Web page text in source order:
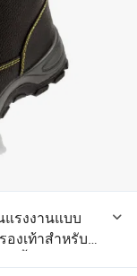
แรงงานแบบ
งเท้าสำหรับ